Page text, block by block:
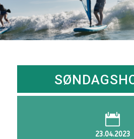

23.04.2023